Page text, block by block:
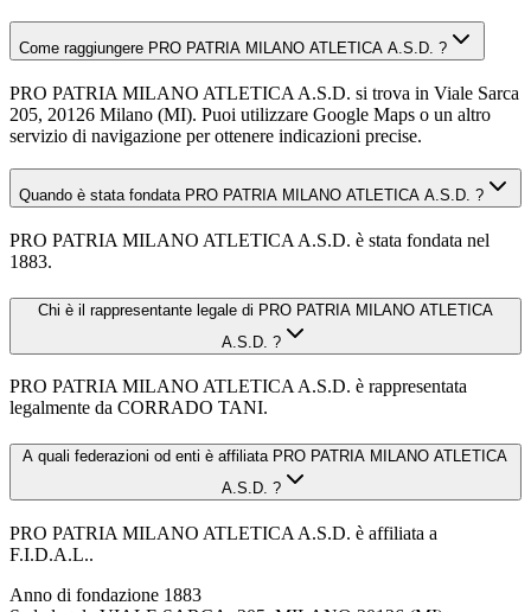
Come raggiungere PRO PATRIA MILANO ATLETICA A.S.D. ?
PRO PATRIA MILANO ATLETICA A.S.D. si trova in Viale Sarca
205, 20126 Milano (MI). Puoi utilizzare Google Maps o un altro
servizio di navigazione per ottenere indicazioni precise.
Quando è stata fondata PRO PATRIA MILANO ATLETICA A.S.D. ?
PRO PATRIA MILANO ATLETICA A.S.D. è stata fondata nel
1883.
Chi è il rappresentante legale di PRO PATRIA MILANO ATLETICA
A.S.D. ?
PRO PATRIA MILANO ATLETICA A.S.D. è rappresentata
legalmente da CORRADO TANI.
A quali federazioni od enti è affiliata PRO PATRIA MILANO ATLETICA
A.S.D. ?
PRO PATRIA MILANO ATLETICA A.S.D. è affiliata a
F.I.D.A.L..
Anno di fondazione 1883